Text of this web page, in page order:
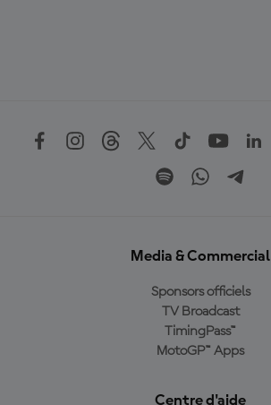
Media & Commercial
Sponsors officiels
TV Broadcast
TimingPass™
MotoGP™ Apps
Centre d'aide